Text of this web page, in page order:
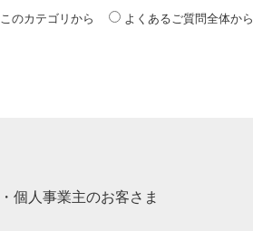
このカテゴリから よくあるご質問全体から
個人事業主のお客さま